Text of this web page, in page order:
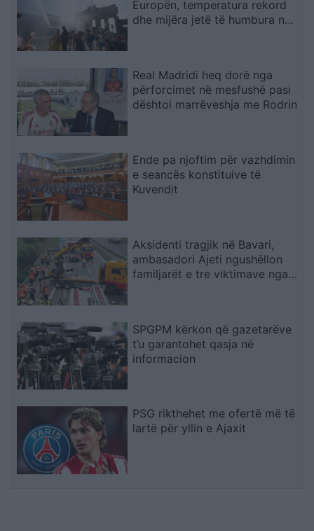
Europën, temperatura rekord
dhe mijëra jetë të humbura nga
Real Madridi heq dorë nga
përforcimet në mesfushë pasi
dështoi marrëveshja me Rodrin
Ende pa njoftim për vazhdimin
e seancës konstituive të
Kuvendit
Aksidenti tragjik në Bavari,
ambasadori Ajeti ngushëllon
familjarët e tre viktimave nga
SPGPM kërkon që gazetarëve
t’u garantohet qasja në
informacion
PSG rikthehet me ofertë më të
lartë për yllin e Ajaxit